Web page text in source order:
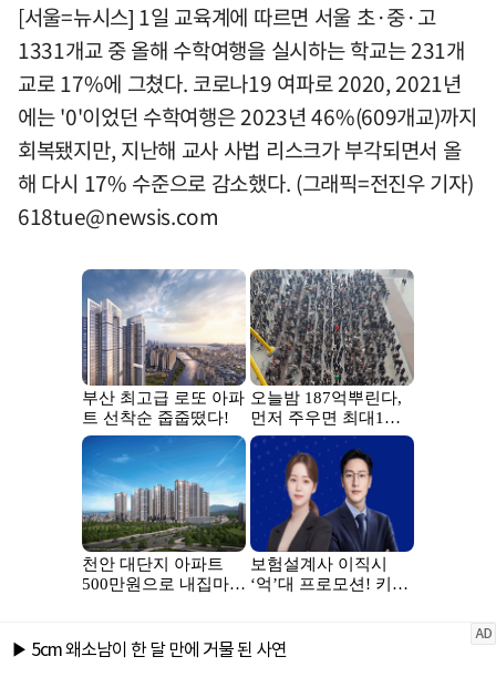
[서울=뉴시스] 1일 교육계에 따르면 서울 초·중·고
1331개교 중 올해 수학여행을 실시하는 학교는 231개
교로 17%에 그쳤다. 코로나19 여파로 2020, 2021년
에는 '0'이었던 수학여행은 2023년 46%(609개교)까지
회복됐지만, 지난해 교사 사법 리스크가 부각되면서 올
해 다시 17% 수준으로 감소했다. (그래픽=전진우 기자)
618tue@newsis.com